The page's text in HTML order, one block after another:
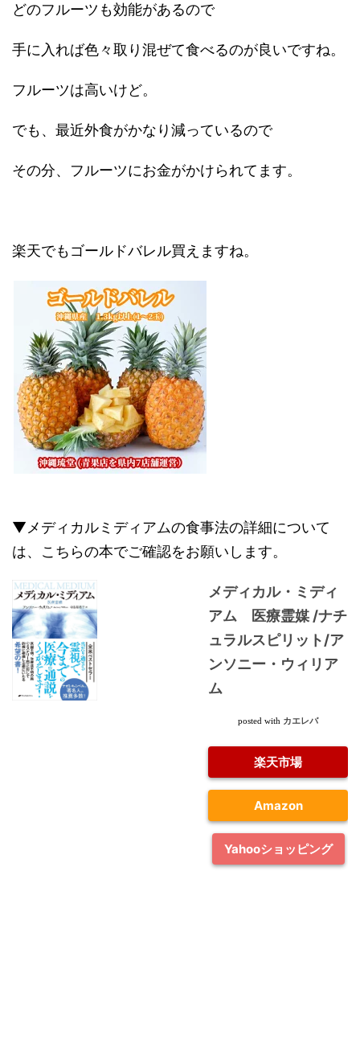
どのフルーツも効能があるので
手に入れば色々取り混ぜて食べるのが良いですね。
フルーツは高いけど。
でも、最近外食がかなり減っているので
その分、フルーツにお金がかけられてます。
楽天でもゴールドバレル買えますね。
▼メディカルミディアムの食事法の詳細について
は、こちらの本でご確認をお願いします。
メディカル・ミディ
アム 医療霊媒 /ナチ
ュラルスピリット/ア
ンソニー・ウィリア
ム
posted with カエレバ
楽天市場
Amazon
Yahooショッピング